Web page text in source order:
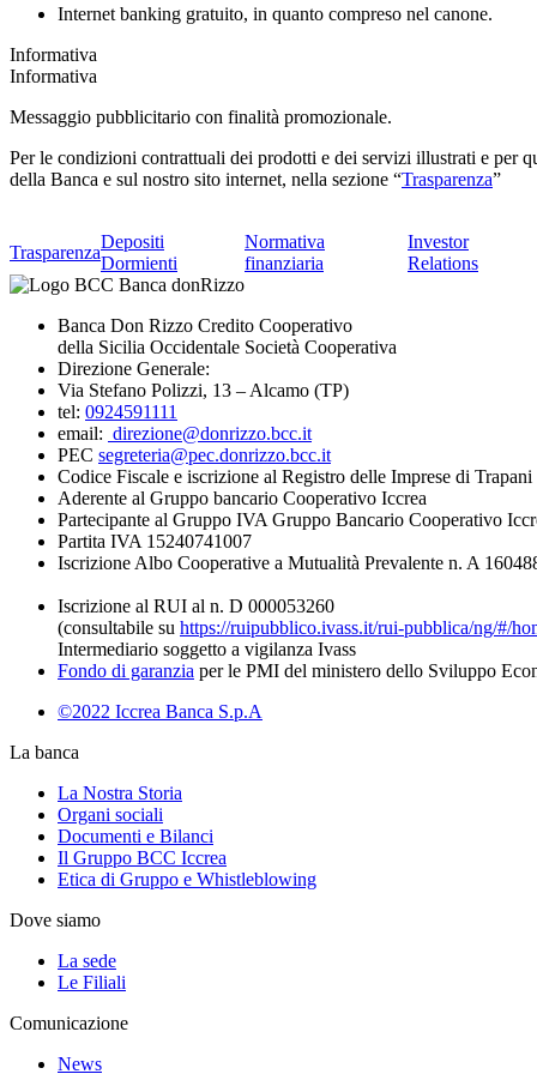
Internet banking gratuito, in quanto compreso nel canone.
Informativa
Informativa
Messaggio pubblicitario con finalità promozionale.
Per le condizioni contrattuali dei prodotti e dei servizi illustrati e per
della Banca e sul nostro sito internet, nella sezione “Trasparenza”
Trasparenza
Depositi
Dormienti
Normativa
finanziaria
Investor
Relations
Banca Don Rizzo Credito Cooperativo
della Sicilia Occidentale Società Cooperativa
Direzione Generale:
Via Stefano Polizzi, 13 – Alcamo (TP)
tel: 0924591111
email: direzione@donrizzo.bcc.it
PEC segreteria@pec.donrizzo.bcc.it
Codice Fiscale e iscrizione al Registro delle Imprese di
Aderente al Gruppo bancario Cooperativo Iccrea
Partecipante al Gruppo IVA Gruppo Bancario Cooperativo
Partita IVA 15240741007
Iscrizione Albo Cooperative a Mutualità Prevalente n. A
Iscrizione al RUI al n. D 000053260
(consultabile su https://ruipubblico.ivass.it/rui-pubblica/ng/#/
Intermediario soggetto a vigilanza Ivass
Fondo di garanzia per le PMI del ministero dello Sviluppo
©2022 Iccrea Banca S.p.A
La banca
La Nostra Storia
Organi sociali
Documenti e Bilanci
Il Gruppo BCC Iccrea
Etica di Gruppo e Whistleblowing
Dove siamo
La sede
Le Filiali
Comunicazione
News